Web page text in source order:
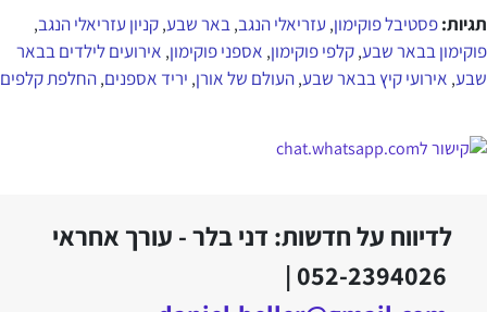
תגיות:פסטיבל פוקימון, עזריאלי הנגב,באר שבע,קניון עזריאלי הנגב,
פוקימון בבאר שבע,קלפי פוקימון, אספני פוקימון, אירועים לילדים בבאר
שבע, אירועי קיץ בבאר שבע,העולם של אורן, יריד אספנים,החלפת קלפים
לדיווח על חדשות: דני בלר - עורך אחראי
052-2394026 |